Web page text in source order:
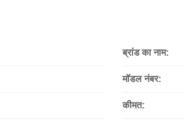
ब्रांड का नाम:
मॉडल नंबर:
कीमत: